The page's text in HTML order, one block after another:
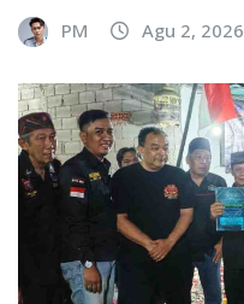
PM Agu 2, 2026